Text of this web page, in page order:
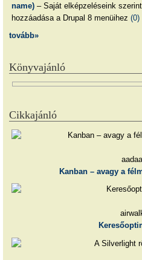
name)– Saját elképzeléseink
hozzáadása a Drupal 8 menüihez (0)
tovább»
Könyvajánló
Cikkajánló
Kanban – avagy a